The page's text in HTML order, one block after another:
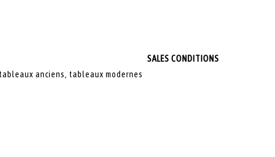
anciens, tableaux modernes
SALES CONDITIONS